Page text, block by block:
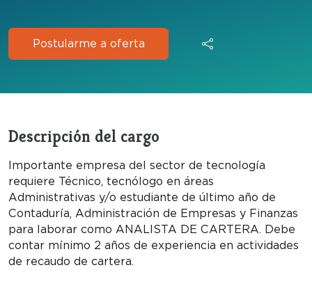
Postularme a oferta
Descripción del cargo
Importante empresa del sector de tecnología
requiere Técnico, tecnólogo en áreas
Administrativas y/o estudiante de último año de
Contaduría, Administración de Empresas y Finanzas
para laborar como ANALISTA DE CARTERA. Debe
contar mínimo 2 años de experiencia en actividades
de recaudo de cartera.